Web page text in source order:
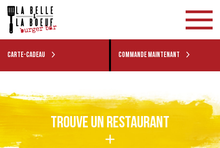
CARTE-CADEAU COMMANDE MAINTENANT
TROUVE UN RESTAURANT